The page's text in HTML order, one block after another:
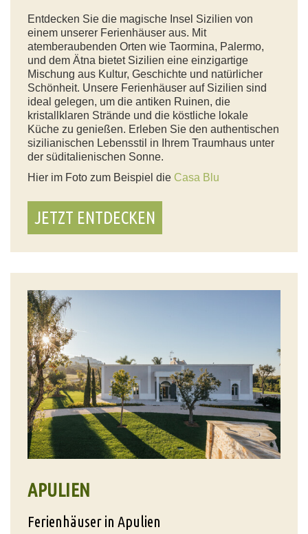
Entdecken Sie die magische Insel Sizilien von
einem unserer Ferienhäuser aus. Mit
atemberaubenden Orten wie Taormina, Palermo,
und dem Ätna bietet Sizilien eine einzigartige
Mischung aus Kultur, Geschichte und natürlicher
Schönheit. Unsere Ferienhäuser auf Sizilien sind
ideal gelegen, um die antiken Ruinen, die
kristallklaren Strände und die köstliche lokale
Küche zu genießen. Erleben Sie den authentischen
sizilianischen Lebensstil in Ihrem Traumhaus unter
der süditalienischen Sonne.
Hier im Foto zum Beispiel die Casa Blu
JETZT ENTDECKEN
APULIEN
Ferienhäuser in Apulien